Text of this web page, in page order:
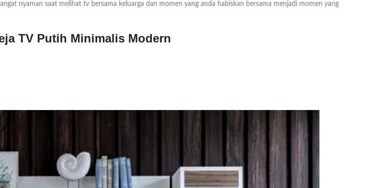
nyaman saat melihat tv bersama keluarga dan momen yang anda habiskan bersama menjadi momen yang
TV Putih Minimalis Modern